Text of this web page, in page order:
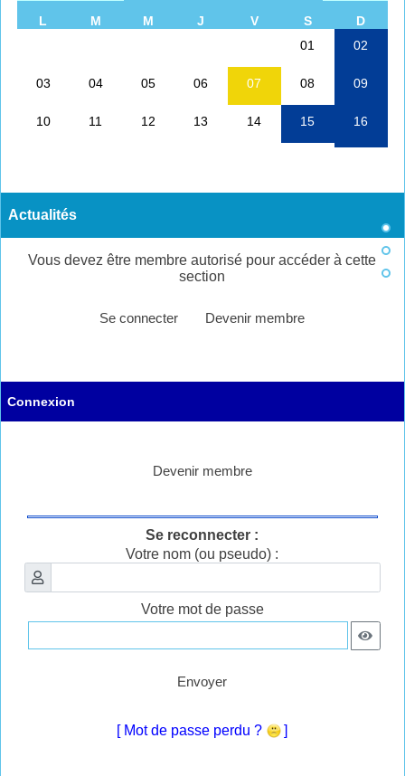
Actualités
Vous devez être membre autorisé pour accéder à cette
section
Se connecter Devenir membre
Connexion
Devenir membre
Se reconnecter :
Votre nom (ou pseudo) :
Votre mot de passe
Envoyer
[ Mot de passe perdu ? ]